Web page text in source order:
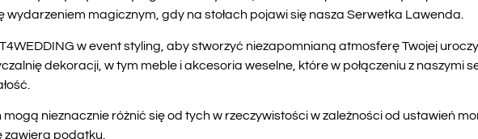
wydarzeniem magicznym, gdy na stołach pojawi się nasza Serwetka Lawenda.
w event styling, aby stworzyć niezapomnianą atmosferę Twojej
dekoracji, w tym meble i akcesoria weselne, które w połączeniu z naszymi
nieznacznie różnić się od tych w rzeczywistości w zależności od ustawień
zawiera podatku.